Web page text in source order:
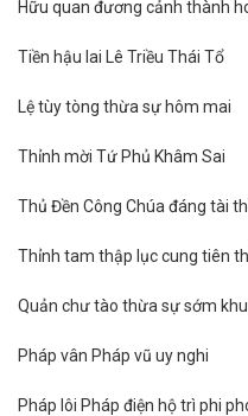
Hữu quan đương cảnh thành
Tiền hậu lai Lê Triều Thái Tổ
Lệ tùy tòng thừa sự hôm mai
Thỉnh mời Tứ Phủ Khâm Sai
Thủ Đền Công Chúa đáng tài
Thỉnh tam thập lục cung tiên
Quản chư tào thừa sự sớm
Pháp vân Pháp vũ uy nghi
Pháp lôi Pháp điện hộ trì phi